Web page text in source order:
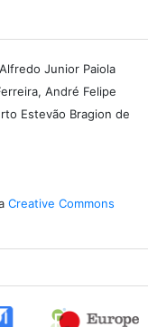
Junior Paiola
André Felipe
Estevão Bragion de
Creative Commons